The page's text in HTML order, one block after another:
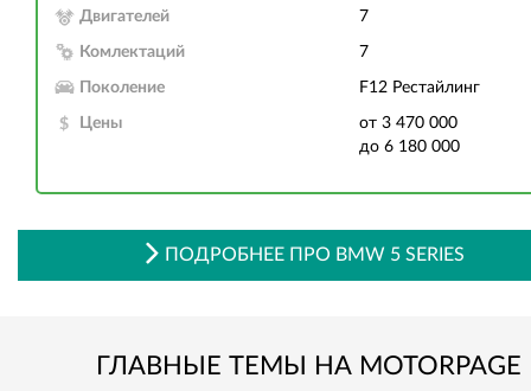
Двигателей 7
Комлектаций 7
Поколение F12 Рестайлинг
Цены
от 3 470 000
до 6 180 000
ПОДРОБНЕЕ ПРО BMW 5 SERIES
ГЛАВНЫЕ ТЕМЫ НА MOTORPAGE